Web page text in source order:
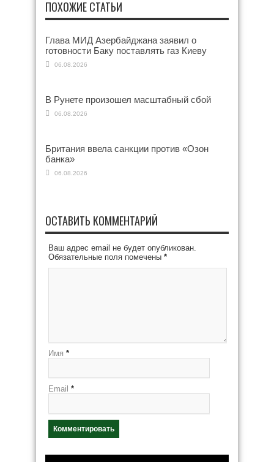
ПОХОЖИЕ СТАТЬИ
Глава МИД Азербайджана заявил о
готовности Баку поставлять газ Киеву
06.08.2026
В Рунете произошел масштабный сбой
06.08.2026
Британия ввела санкции против «Озон
банка»
06.08.2026
ОСТАВИТЬ КОММЕНТАРИЙ
Ваш адрес email не будет опубликован.
Обязательные поля помечены *
Имя *
Email *